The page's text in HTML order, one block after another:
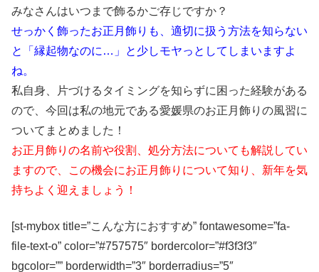
みなさんはいつまで飾るかご存じですか？
せっかく飾ったお正月飾りも、適切に扱う方法を知らない
と「縁起物なのに…」と少しモヤっとしてしまいますよ
ね。
私自身、片づけるタイミングを知らずに困った経験がある
ので、今回は私の地元である愛媛県のお正月飾りの風習に
ついてまとめました！
お正月飾りの名前や役割、処分方法についても解説してい
ますので、この機会にお正月飾りについて知り、新年を気
持ちよく迎えましょう！
[st-mybox title=”こんな方におすすめ” fontawesome=”fa-
file-text-o” color=”#757575″ bordercolor=”#f3f3f3″
bgcolor=”” borderwidth=”3″ borderradius=”5″